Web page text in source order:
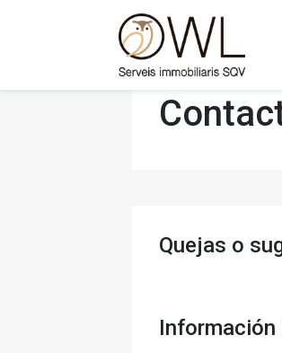
Quejas o
Información